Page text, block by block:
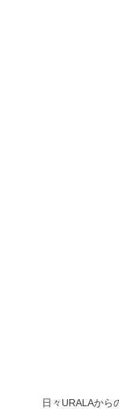
日々URALAから